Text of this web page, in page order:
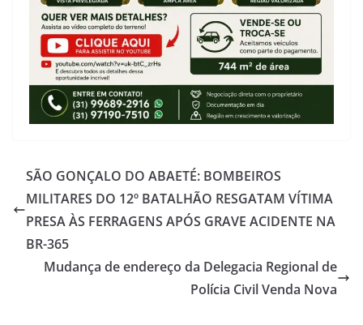
SÃO GONÇALO DO ABAETÉ: BOMBEIROS
MILITARES DO 12º BATALHÃO RESGATAM VÍTIMA
PRESA ÀS FERRAGENS APÓS GRAVE ACIDENTE NA
BR-365
Mudança de endereço da Delegacia Regional de
Polícia Civil Venda Nova